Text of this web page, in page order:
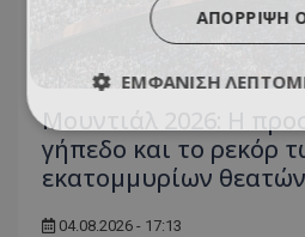
Μουντιάλ 2026: Η
γήπεδο και το ρεκόρ
εκατομμυρίων θεατών
04.08.2026 - 17:13
ΑΠΌΡΡΙΨΗ
ΕΜΦΆΝΙΣΗ